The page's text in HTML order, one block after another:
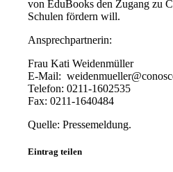
von EduBooks den Zugang zu
Schulen fördern will.
Ansprechpartnerin:
Frau Kati Weidenmüller
E-Mail:
Telefon: 0211-1602535
Fax: 0211-1640484
Quelle: Pressemeldung.
Eintrag teilen